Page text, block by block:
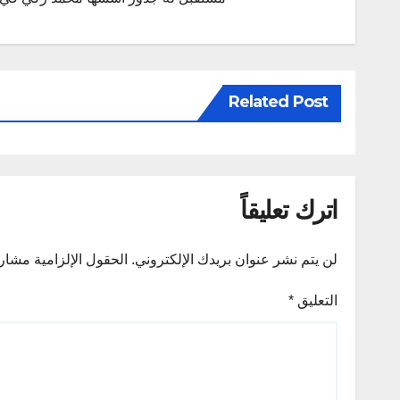
Related Post
اترك تعليقاً
لن يتم نشر عنوان بريدك الإلكتروني. الحقول الإلزامية مشار
التعليق *